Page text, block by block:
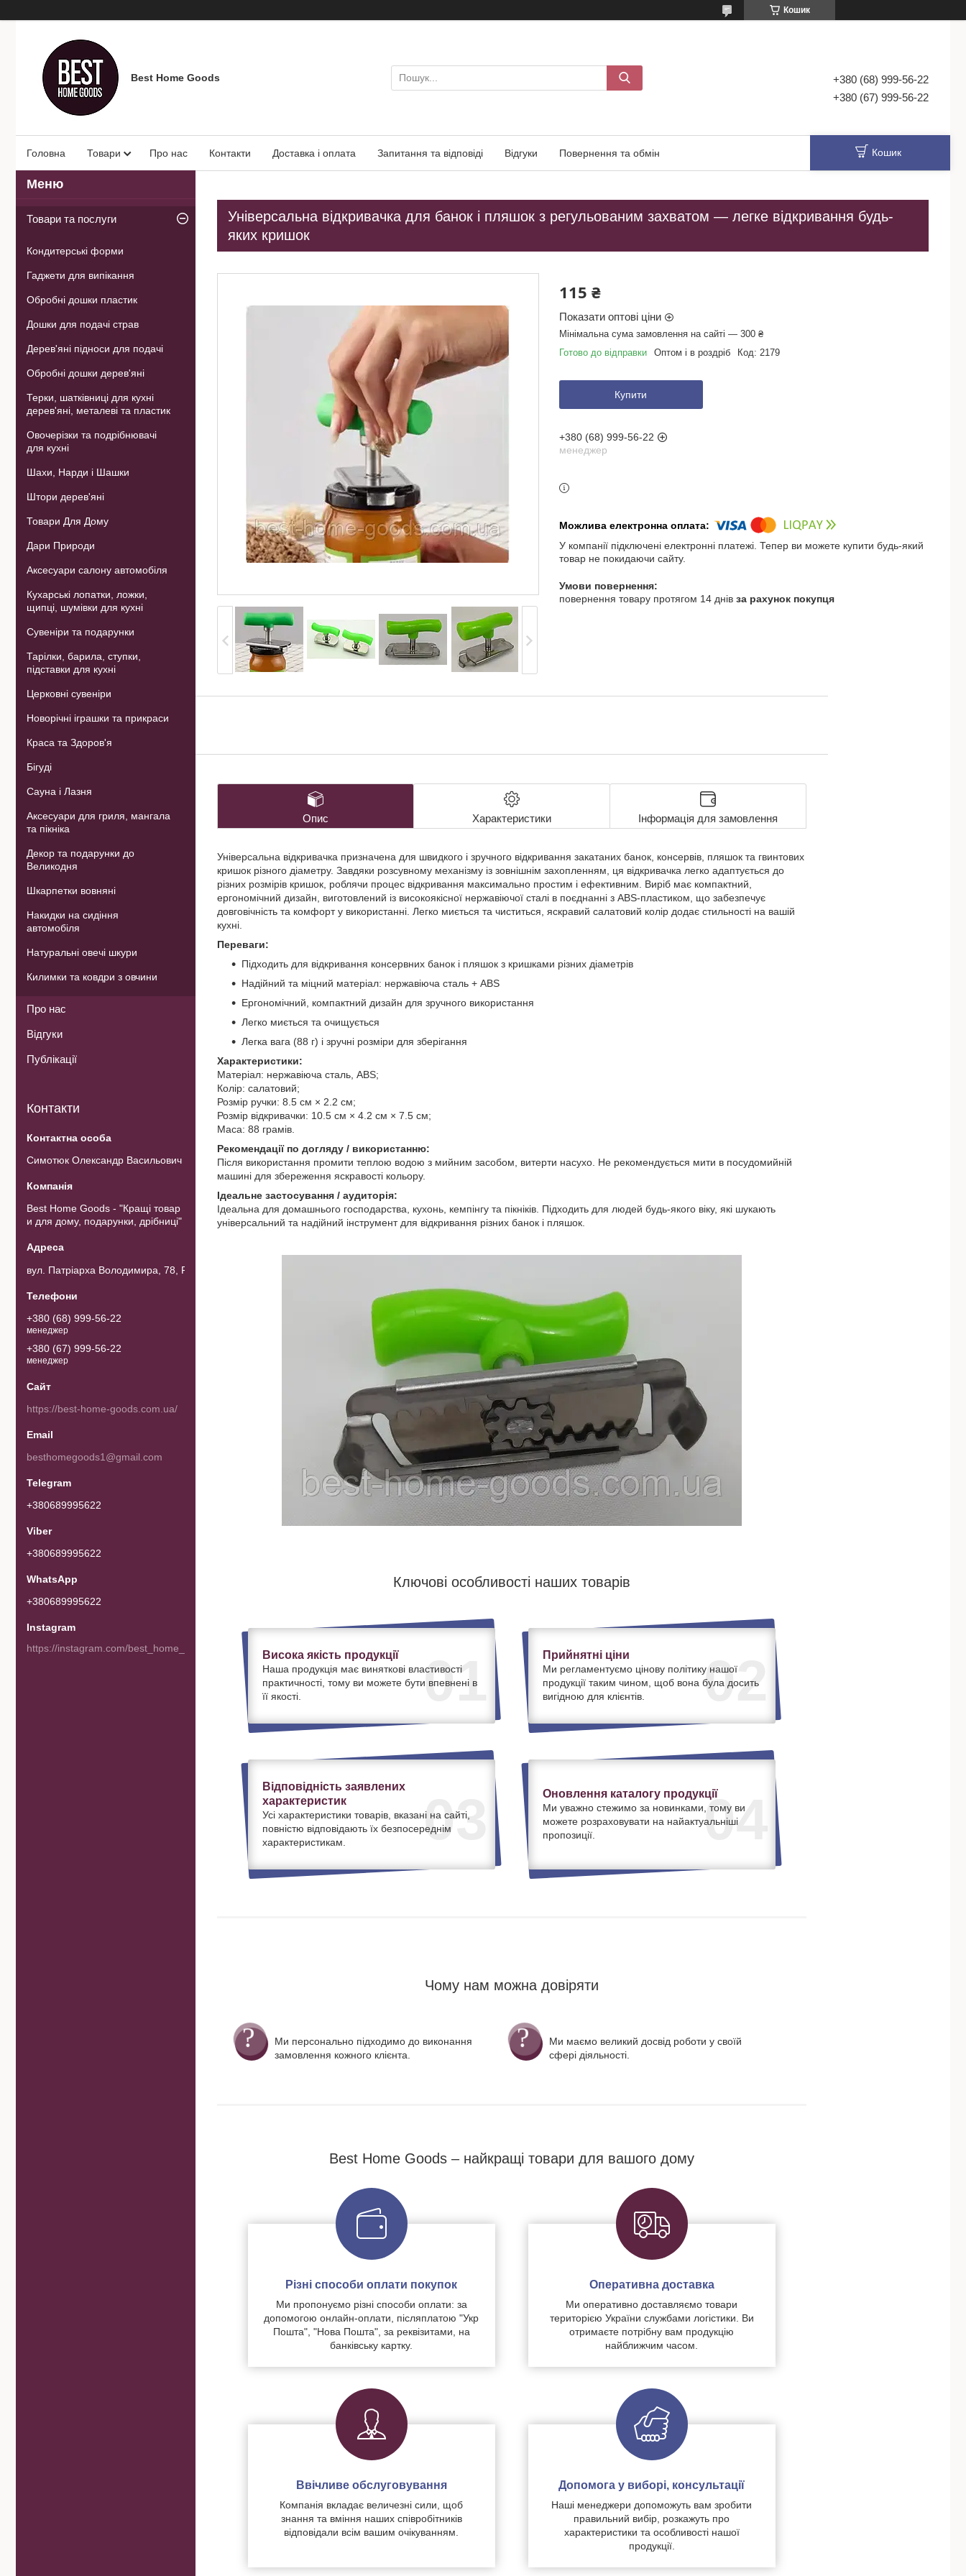
Кошик
Best Home Goods
+380 (68) 999-56-22
+380 (67) 999-56-22
Головна Товари Про нас Контакти Доставка і оплата Запитання та відповіді Відгуки Повернення та обмін Кошик
Універсальна відкривачка для банок і пляшок з регульованим захватом — легке відкривання будь-
яких кришок
115 ₴
Показати оптові ціни
Мінімальна сума замовлення на сайті — 300 ₴
Готово до відправки
Оптом і в роздріб Код: 2179
Купити
+380 (68) 999-56-22
менеджер
У компанії підключені електронні платежі. Тепер ви можете купити будь-який
товар не покидаючи сайту.
повернення товару протягом 14 днів за рахунок покупця
Опис Характеристики Інформація для замовлення
Універсальна відкривачка призначена для швидкого і зручного відкривання закатаних банок, консервів, пляшок та гвинтових
кришок різного діаметру. Завдяки розсувному механізму із зовнішнім захопленням, ця відкривачка легко адаптується до
різних розмірів кришок, роблячи процес відкривання максимально простим і ефективним. Виріб має компактний,
ергономічний дизайн, виготовлений із високоякісної нержавіючої сталі в поєднанні з ABS-пластиком, що забезпечує
довговічність та комфорт у використанні. Легко миється та чиститься, яскравий салатовий колір додає стильності на вашій
кухні.
Переваги:
Підходить для відкривання консервних банок і пляшок з кришками різних діаметрів
Надійний та міцний матеріал: нержавіюча сталь + ABS
Ергономічний, компактний дизайн для зручного використання
Легко миється та очищується
Легка вага (88 г) і зручні розміри для зберігання
Характеристики:
Матеріал: нержавіюча сталь, ABS;
Колір: салатовий;
Розмір ручки: 8.5 см × 2.2 см;
Розмір відкривачки: 10.5 см × 4.2 см × 7.5 см;
Маса: 88 грамів.
Рекомендації по догляду / використанню:
Після використання промити теплою водою з мийним засобом, витерти насухо. Не рекомендується мити в посудомийній
машині для збереження яскравості кольору.
Ідеальне застосування / аудиторія:
Ідеальна для домашнього господарства, кухонь, кемпінгу та пікніків. Підходить для людей будь-якого віку, які шукають
універсальний та надійний інструмент для відкривання різних банок і пляшок.
Ключові особливості наших товарів
01
Висока якість продукції
Наша продукція має виняткові властивості
практичності, тому ви можете бути впевнені в
її якості.
02
Прийнятні ціни
Ми регламентуємо цінову політику нашої
продукції таким чином, щоб вона була досить
вигідною для клієнтів.
03
Відповідність заявлених
характеристик
Усі характеристики товарів, вказані на сайті,
повністю відповідають їх безпосереднім
характеристикам.
04
Оновлення каталогу продукції
Ми уважно стежимо за новинками, тому ви
можете розраховувати на найактуальніші
пропозиції.
Чому нам можна довіряти
Ми персонально підходимо до виконання
замовлення кожного клієнта.
Ми маємо великий досвід роботи у своїй
сфері діяльності.
Best Home Goods – найкращі товари для вашого дому
Різні способи оплати покупок
Ми пропонуємо різні способи оплати: за
допомогою онлайн-оплати, післяплатою "Укр
Пошта", "Нова Пошта", за реквізитами, на
банківську картку.
Оперативна доставка
Ми оперативно доставляємо товари
територією України службами логістики. Ви
отримаєте потрібну вам продукцію
найближчим часом.
Ввічливе обслуговування
Компанія вкладає величезні сили, щоб
знання та вміння наших співробітників
відповідали всім вашим очікуванням.
Допомога у виборі, консультації
Наші менеджери допоможуть вам зробити
правильний вибір, розкажуть про
характеристики та особливості нашої
продукції.
Товари та послуги
Кондитерські форми
Гаджети для випікання
Обробні дошки пластик
Дошки для подачі страв
Дерев'яні підноси для подачі
Обробні дошки дерев'яні
Терки, шатківниці для кухні
дерев'яні, металеві та пластик
Овочерізки та подрібнювачі
для кухні
Шахи, Нарди і Шашки
Штори дерев'яні
Товари Для Дому
Дари Природи
Аксесуари салону автомобіля
Кухарські лопатки, ложки,
щипці, шумівки для кухні
Сувеніри та подарунки
Тарілки, барила, ступки,
підставки для кухні
Церковні сувеніри
Новорічні іграшки та прикраси
Краса та Здоров'я
Бігуді
Сауна і Лазня
Аксесуари для гриля, мангала
та пікніка
Декор та подарунки до
Великодня
Шкарпетки вовняні
Накидки на сидіння
автомобіля
Натуральні овечі шкури
Килимки та ковдри з овчини
Про нас
Відгуки
Публікації
Контакти
Симотюк Олександр Васильович
Best Home Goods - "Кращі товар
и для дому, подарунки, дрібниці"
вул. Патріарха Володимира, 78, Рожнов, Україна
+380 (68) 999-56-22
менеджер
+380 (67) 999-56-22
менеджер
https://best-home-goods.com.ua/
besthomegoods1@gmail.com
+380689995622
+380689995622
+380689995622
Instagram
https://instagram.com/best_home_goods